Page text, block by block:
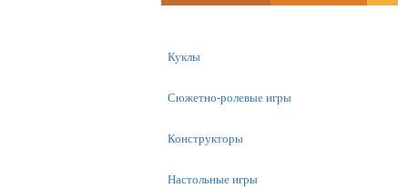
Куклы
Сюжетно-ролевые игры
Конструкторы
Настольные игры